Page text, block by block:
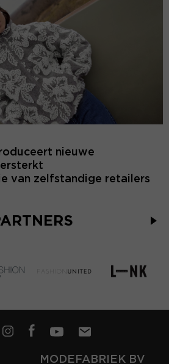
nieuwe
van zelfstandige retailers
MODEFABRIEK BV